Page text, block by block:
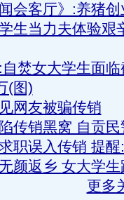
会客厅》:养猪
生当力夫体验艰
焚女大学生面
(图)
网友被骗传销
传销黑窝 自贡
职误入传销 提
颜返乡 女大学
更多